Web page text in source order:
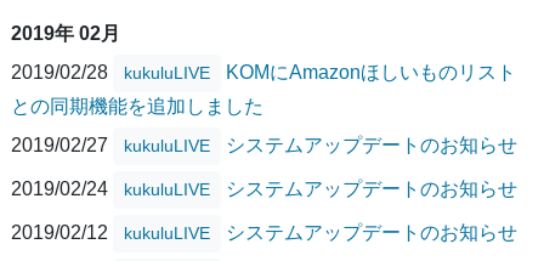
2019年 02月
2019/02/28
kukuluLIVE
KOMにAmazonほしいものリスト
との同期機能を追加しました
2019/02/27
kukuluLIVE システムアップデートのお知らせ
2019/02/24 kukuluLIVE システムアップデートのお知らせ
2019/02/12 kukuluLIVE システムアップデートのお知らせ